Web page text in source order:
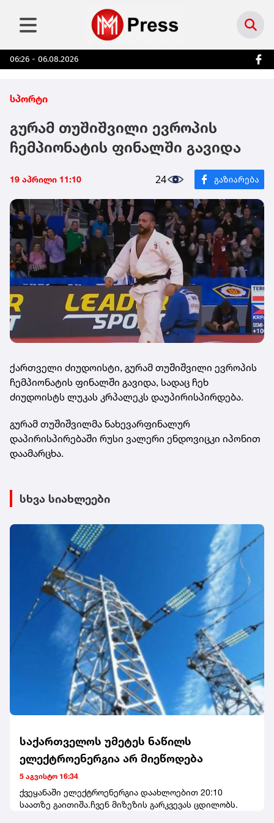
06:26 - 06.08.2026
სპორტი
გურამ თუშიშვილი ევროპის
ჩემპიონატის ფინალში გავიდა
19 აპრილი 11:10 24
ქართველი ძიუდოისტი, გურამ თუშიშვილი ევროპის
ჩემპიონატის ფინალში გავიდა, სადაც ჩეხ
ძიუდოისტს ლუკას კრპალეკს დაუპირისპირდება.
გურამ თუშიშვილმა ნახევარფინალურ
დაპირისპირებაში რუსი ვალერი ენდოვიცკი იპონით
დაამარცხა.
სხვა სიახლეები
საქართველოს უმეტეს ნაწილს
ელექტროენერგია არ მიეწოდება
5 აგვისტო 16:34
ქვეყანაში ელექტროენერგია დაახლოებით 20:10
საათზე გაითიშა.ჩვენ მიზეზის გარკვევას ცდილობს.